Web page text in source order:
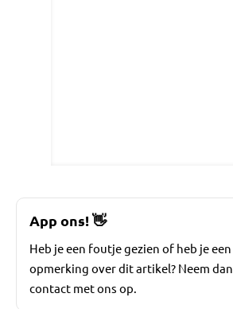
App ons!👋
Heb je een foutje gezien of heb je een
opmerking over dit artikel? Neem dan
contact met ons op.